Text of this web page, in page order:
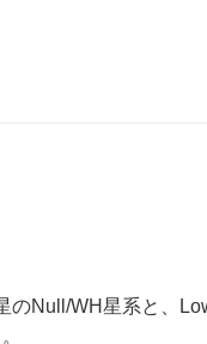
のNull/WH星系と、